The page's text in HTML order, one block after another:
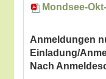
Mondsee-
Anmeldungen
Einladung/
Nach